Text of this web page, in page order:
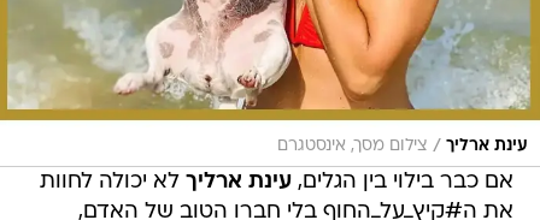
עינת ארליך / צילום מסך, אינסטגרם
אם כבר בילוי בין הגלים,עינת ארליך לא יכולה לחוות
את ה#קיץ_על_החוף בלי חברו הטוב של האדם,